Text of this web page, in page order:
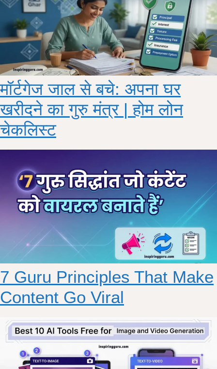
मॉर्टगेज जाल से बचे: अपना घर
खरीदने का गुरु मंत्र | होम लोन
चेकलिस्ट
7 Guru Principles That Make
Content Go Viral